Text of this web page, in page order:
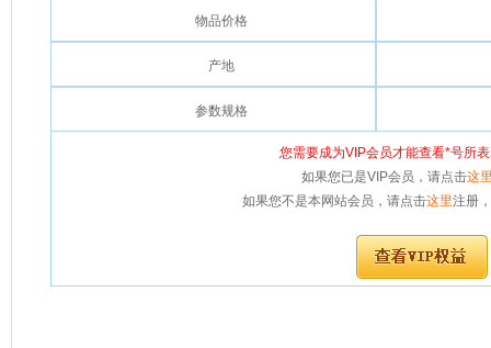
物品价格
产地
参数规格
您需要成为VIP会员才能查看*号所
如果您已是VIP会员，请点击这
如果您不是本网站会员，请点击这里注册